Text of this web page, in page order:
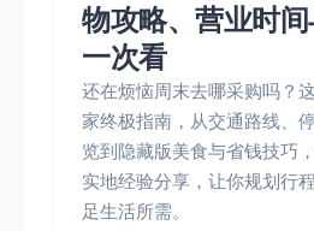
物攻略、营业时
一次看
还在烦恼周末去哪采购吗？
家终极指南，从交通路线、
览到隐藏版美食与省钱技巧
实地经验分享，让你规划行
足生活所需。